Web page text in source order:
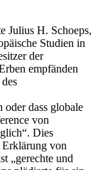
Julius H. Schoeps,
Studien in
der
empfänden
oder dass globale
von
Dies
Erklärung von
„gerechte und